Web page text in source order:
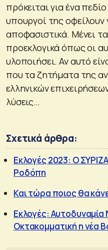
πρόκειται για ένα
υπουργοί της οφείλουν
αποφασιστικά. Μένει
προεκλογικά όπως οι
υλοποιήσει. Αν αυτό
που τα ζητήματα της
ελληνικών
λύσεις…
Σχετικά άρθρα:
Εκλογές 2023: Ο
Ροδόπη
Και τώρα ποιος θα
Εκλογές: Αυτοδυναμία
Οκτακομματική η νέα